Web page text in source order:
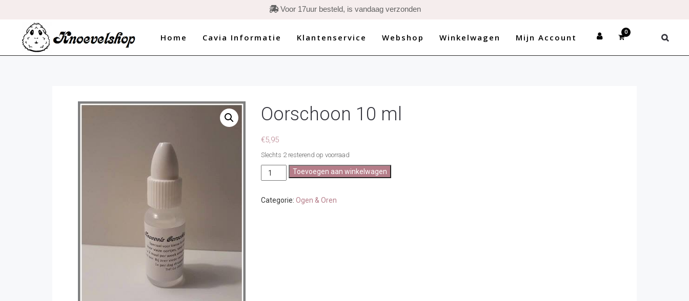
Voor 17uur besteld, is vandaag verzonden
Home Cavia Informatie Klantenservice Webshop Winkelwagen Mijn Account
Oorschoon 10 ml
€5,95
Slechts 2 resterend op voorraad
Oorschoon
10
aantal
Toevoegen aan winkelwagen
Categorie: Ogen & Oren